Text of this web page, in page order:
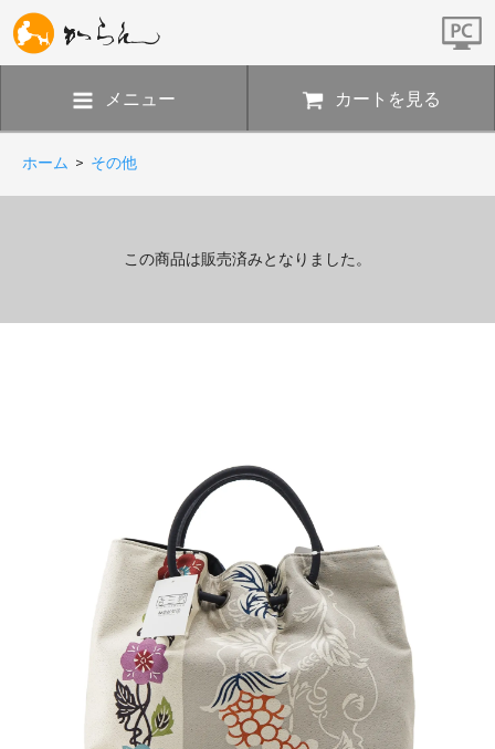
メニュー カートを見る
ホーム > その他
この商品は販売済みとなりました。